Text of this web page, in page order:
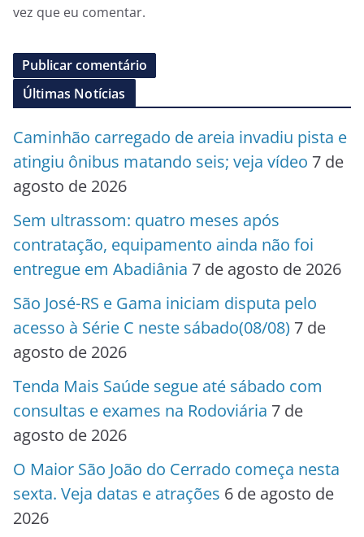
vez que eu comentar.
Últimas Notícias
Caminhão carregado de areia invadiu pista e
atingiu ônibus matando seis; veja vídeo 7 de
agosto de 2026
Sem ultrassom: quatro meses após
contratação, equipamento ainda não foi
entregue em Abadiânia 7 de agosto de 2026
São José-RS e Gama iniciam disputa pelo
acesso à Série C neste sábado(08/08) 7 de
agosto de 2026
Tenda Mais Saúde segue até sábado com
consultas e exames na Rodoviária 7 de
agosto de 2026
O Maior São João do Cerrado começa nesta
sexta. Veja datas e atrações 6 de agosto de
2026